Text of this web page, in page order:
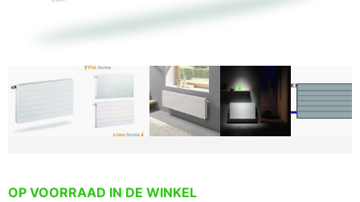
OP VOORRAAD IN DE WINKEL